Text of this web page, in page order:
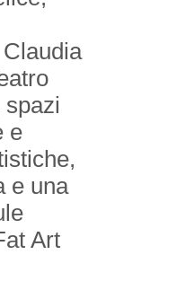
e
e una
Art